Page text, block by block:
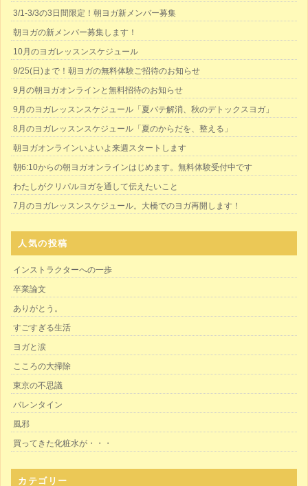
3/1-3/3の3日間限定！朝ヨガ新メンバー募集
朝ヨガの新メンバー募集します！
10月のヨガレッスンスケジュール
9/25(日)まで！朝ヨガの無料体験ご招待のお知らせ
9月の朝ヨガオンラインと無料招待のお知らせ
9月のヨガレッスンスケジュール「夏バテ解消、秋のデトックスヨガ」
8月のヨガレッスンスケジュール「夏のからだを、整える」
朝ヨガオンラインいよいよ来週スタートします
朝6:10からの朝ヨガオンラインはじめます。無料体験受付中です
わたしがクリパルヨガを通して伝えたいこと
7月のヨガレッスンスケジュール。大橋でのヨガ再開します！
人気の投稿
インストラクターへの一歩
卒業論文
ありがとう。
すごすぎる生活
ヨガと涙
こころの大掃除
東京の不思議
バレンタイン
風邪
買ってきた化粧水が・・・
カテゴリー